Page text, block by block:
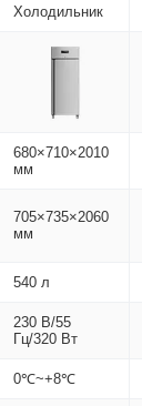
Холодильник
680×710×2010
мм
705×735×2060
мм
540 л
230 В/55
Гц/320 Вт
0℃~+8℃